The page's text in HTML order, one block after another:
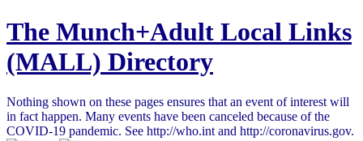
The Munch+Adult Local Links
(MALL) Directory
Nothing shown on these pages ensures that an event of interest will
in fact happen. Many events have been canceled because of the
COVID-19 pandemic. See http://who.int and http://coronavirus.gov.